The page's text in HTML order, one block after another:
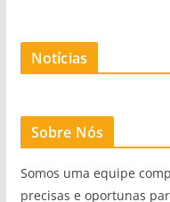
Notícias
Sobre Nós
Somos uma equipe
precisas e oportunas